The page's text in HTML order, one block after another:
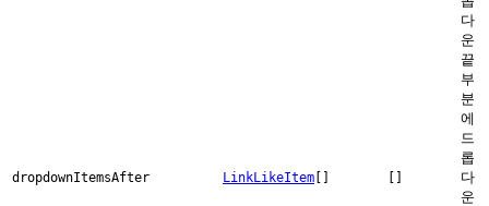
dropdownItemsAfter LinkLikeItem [] []
다
운
끝
부
분
에
드
롭
다
운